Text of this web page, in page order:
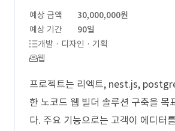
예상 금액
30,000,000원
예상 기간
90일
개발 · 디자인 · 기획
웹
프로젝트는 리엑트, nest.js,
한 노코드 웹 빌더 솔루션 구축을 목
다. 주요 기능으로는 고객이 에디터